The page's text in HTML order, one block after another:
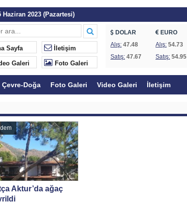
Haziran 2023 (Pazartesi)
Başlıyor
ve Fethiye’de koruma statüsü değişti
Kıyılar halkındır
yanıt
hakkında uyarı
altında!
karşı protesto
Sayfa İletişim
Galeri Foto Galeri
DOLAR
Alış: 47.48
Satış: 47.67
EURO
Alış:54.73
Satış:54.95
Çevre-Doğa Foto Galeri Video Galeri İletişim
Aktur’da ağaç